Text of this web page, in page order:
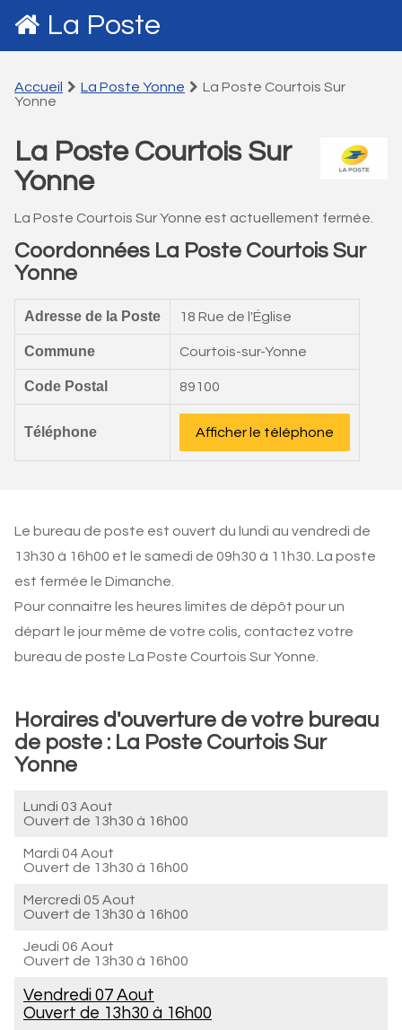
La Poste
Accueil La Poste Yonne
La Poste Courtois Sur
Yonne
La Poste Courtois Sur
Yonne
La Poste Courtois Sur Yonne est actuellement fermée.
Coordonnées La Poste Courtois Sur
Yonne
Adresse de la Poste 18 Rue de l'Église
Commune Courtois-sur-Yonne
Code Postal 89100
Téléphone Afficher le téléphone
Le bureau de poste est ouvert du lundi au vendredi de
13h30 à 16h00 et le samedi de 09h30 à 11h30. La poste
est fermée le Dimanche.
Pour connaitre les heures limites de dépôt pour un
départ le jour même de votre colis, contactez votre
bureau de poste La Poste Courtois Sur Yonne.
Horaires d'ouverture de votre bureau
de poste : La Poste Courtois Sur
Yonne
Lundi 03 Aout
Ouvert de 13h30 à 16h00
Mardi 04 Aout
Ouvert de 13h30 à 16h00
Mercredi 05 Aout
Ouvert de 13h30 à 16h00
Jeudi 06 Aout
Ouvert de 13h30 à 16h00
Vendredi 07 Aout
Ouvert de 13h30 à 16h00